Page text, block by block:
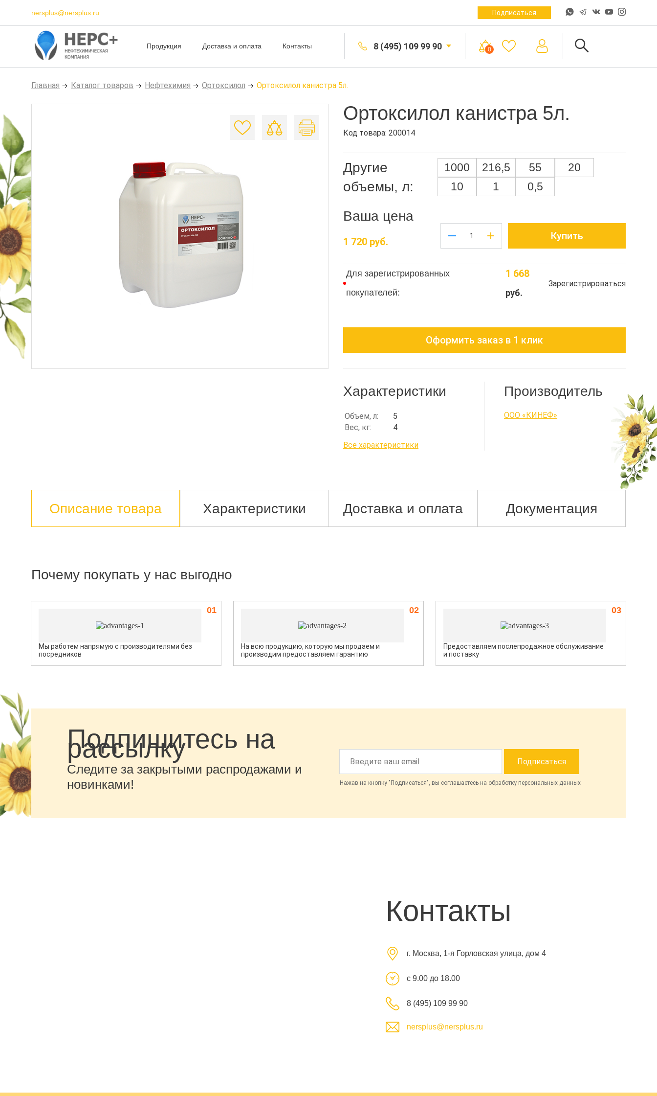
nersplus@nersplus.ru Подписаться
Продукция Доставка и оплата Контакты 8 (495) 109 99 90 0
Главная Каталог товаров Нефтехимия Ортоксилол Ортоксилол канистра 5л.
Ортоксилол канистра 5л.
Код товара: 200014
Другие
объемы, л:
1000 216,5 55
20
10
1 0,5
Ваша цена
1 720 руб. Купить
Для зарегистрированных
покупателей:
1 668
руб.
Зарегистрироваться
Оформить заказ в 1 клик
Характеристики
Объем, л:
5
Вес, кг:
4
Все характеристики
Производитель
ООО «КИНЕФ»
Описание товара Характеристики Доставка и оплата Документация
Почему покупать у нас выгодно
Мы работем напрямую с производителями без
посредников
01
На всю продукцию, которую мы продаем и
производим предоставляем гарантию
02
Предоставляем послепродажное обслуживание
и поставку
03
Подпишитесь на
рассылку
Следите за закрытыми распродажами и
новинками!
Нажав на кнопку "Подписаться", вы соглашаетесь на обработку персональных данных
Контакты
г. Москва, 1-я Горловская улица, дом 4
с 9.00 до 18.00
8 (495) 109 99 90
nersplus@nersplus.ru